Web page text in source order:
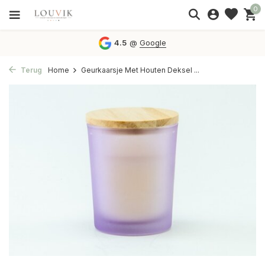
0
4.5 @Google
Terug Home Geurkaarsje Met Houten Deksel ...